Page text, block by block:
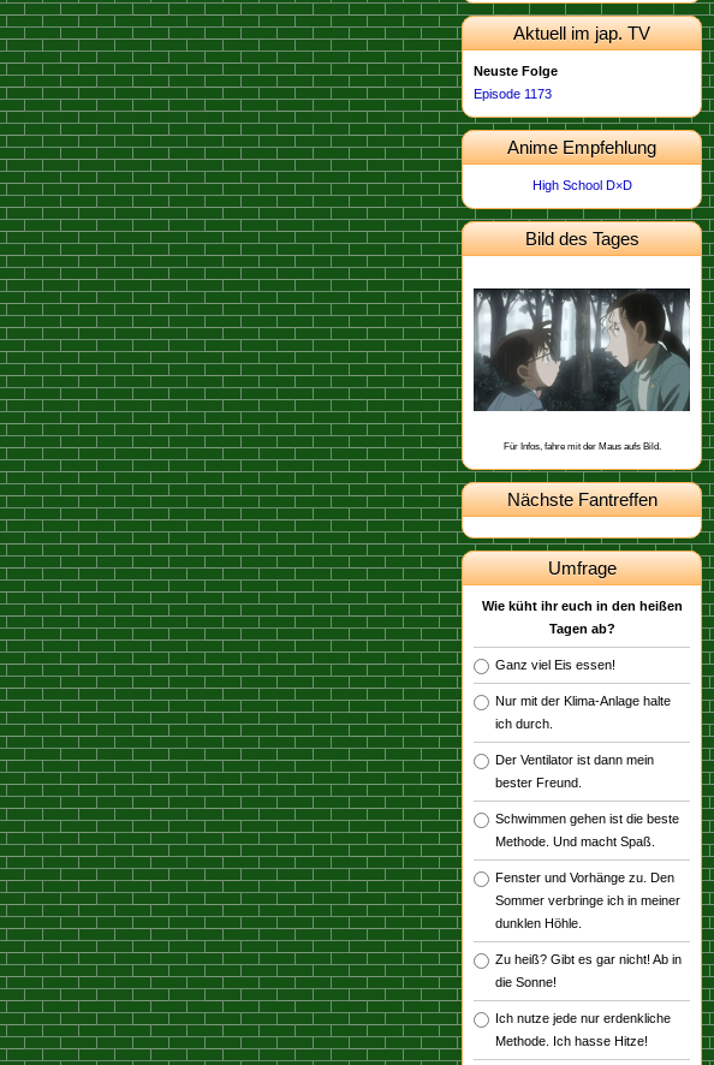
Aktuell im jap. TV
Neuste Folge
Episode 1173
Anime Empfehlung
High School D×D
Bild des Tages
Dieses Bild stammt von der
Episode 462
.
Schon gewusst, dass Yukiko Kudo mit
Sharon Vineyard und Toichi Kuroba
befreundet ist?
Für Infos, fahre mit der Maus aufs Bild.
Nächste Fantreffen
Umfrage
Wie küht ihr euch in den heißen
Tagen ab?
Ganz viel Eis essen!
Nur mit der Klima-Anlage halte
ich durch.
Der Ventilator ist dann mein
bester Freund.
Schwimmen gehen ist die beste
Methode. Und macht Spaß.
Fenster und Vorhänge zu. Den
Sommer verbringe ich in meiner
dunklen Höhle.
Zu heiß? Gibt es gar nicht! Ab in
die Sonne!
Ich nutze jede nur erdenkliche
Methode. Ich hasse Hitze!